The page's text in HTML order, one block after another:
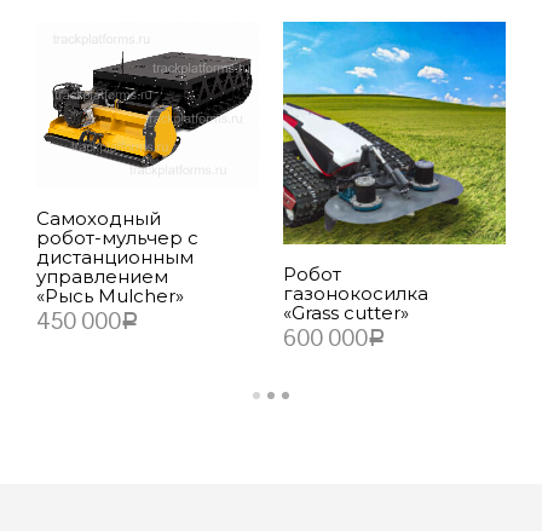
Самоходный
робот-мульчер с
дистанционным
управлением
«Рысь Mulcher»
450 000Р
Робот
газонокосилка
«Grass cutter»
600 000Р